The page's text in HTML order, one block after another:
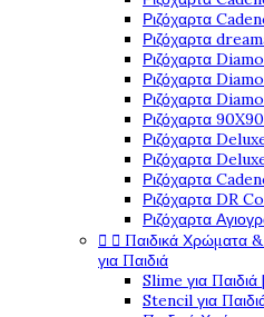
Ριζόχαρτα
Ριζόχαρτα
Ριζόχαρτα
Ριζόχαρτα
Ριζόχαρτα
Ριζόχαρτα
Ριζόχαρτα
Ριζόχαρτα
Ριζόχαρτα
Ριζόχαρτα DR
Ριζόχαρτα
  Παιδικά Χρώματα
για Παιδιά
Slime για
Stencil για